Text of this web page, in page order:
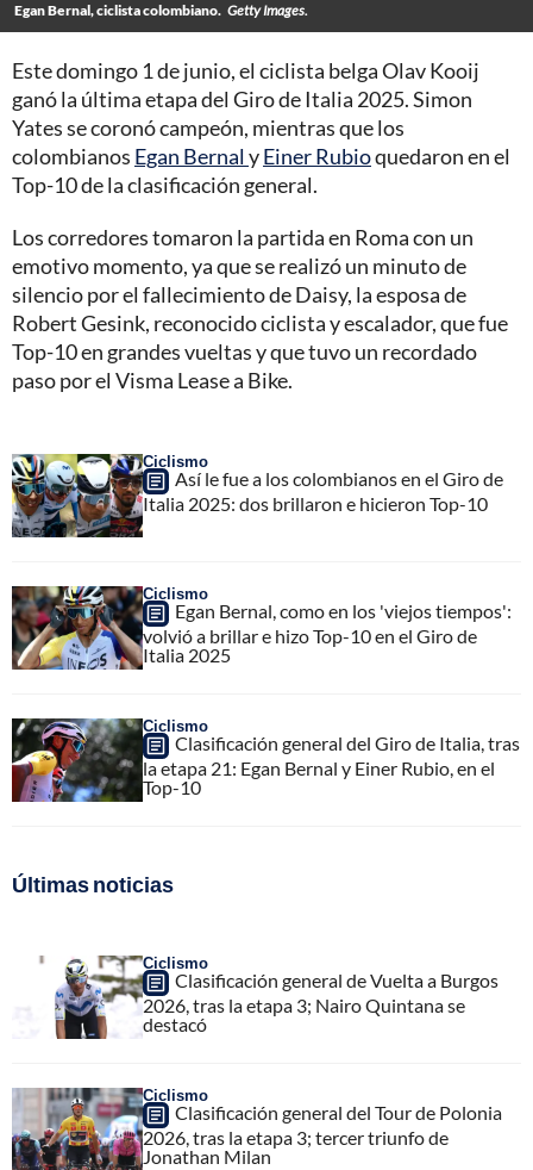
Egan Bernal, ciclista colombiano. Getty Images.
Este domingo 1 de junio, el ciclista belga Olav Kooij
ganó la última etapa del Giro de Italia 2025. Simon
Yates se coronó campeón, mientras que los
colombianos Egan BernalyEiner Rubioquedaron en el
Top-10 de la clasificación general.
Los corredores tomaron la partida en Roma con un
emotivo momento, ya que se realizó un minuto de
silencio por el fallecimiento de Daisy, la esposa de
Robert Gesink, reconocido ciclista y escalador, que fue
Top-10 en grandes vueltas y que tuvo un recordado
paso por el Visma Lease a Bike.
Ciclismo
Así le fue a los colombianos en el Giro de
Italia 2025: dos brillaron e hicieron Top-10
Ciclismo
Egan Bernal, como en los 'viejos tiempos':
volvió a brillar e hizo Top-10 en el Giro de
Italia 2025
Ciclismo
Clasificación general del Giro de Italia, tras
la etapa 21: Egan Bernal y Einer Rubio, en el
Top-10
Últimas noticias
Ciclismo
Clasificación general de Vuelta a Burgos
2026, tras la etapa 3; Nairo Quintana se
destacó
Ciclismo
Clasificación general del Tour de Polonia
2026, tras la etapa 3; tercer triunfo de
Jonathan Milan